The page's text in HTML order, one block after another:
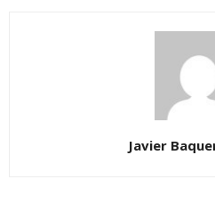
Javier